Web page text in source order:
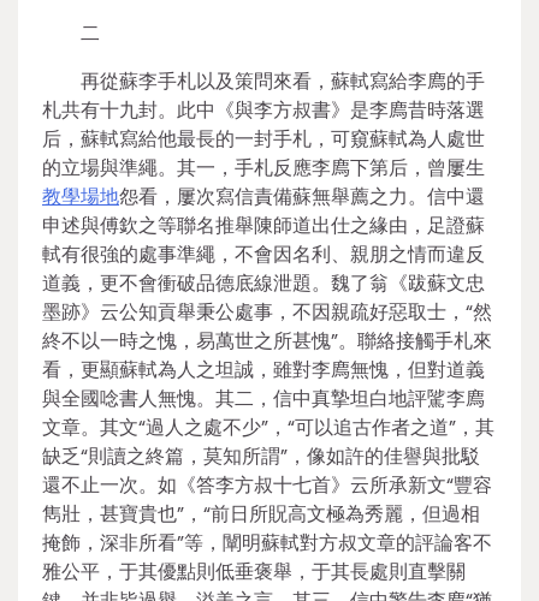
二
再從蘇李手札以及策問來看，蘇軾寫給李廌的手
札共有十九封。此中《與李方叔書》是李廌昔時落選
后，蘇軾寫給他最長的一封手札，可窺蘇軾為人處世
的立場與準繩。其一，手札反應李廌下第后，曾屢生
教學場地怨看，屢次寫信責備蘇無舉薦之力。信中還
申述與傅欽之等聯名推舉陳師道出仕之緣由，足證蘇
軾有很強的處事準繩，不會因名利、親朋之情而違反
道義，更不會衝破品德底線泄題。魏了翁《跋蘇文忠
墨跡》云公知貢舉秉公處事，不因親疏好惡取士，“然
終不以一時之愧，易萬世之所甚愧”。聯絡接觸手札來
看，更顯蘇軾為人之坦誠，雖對李廌無愧，但對道義
與全國唸書人無愧。其二，信中真摯坦白地評騭李廌
文章。其文“過人之處不少”，“可以追古作者之道”，其
缺乏“則讀之終篇，莫知所謂”，像如許的佳譽與批駁
還不止一次。如《答李方叔十七首》云所承新文“豐容
雋壯，甚寶貴也”，“前日所貺高文極為秀麗，但過相
掩飾，深非所看”等，闡明蘇軾對方叔文章的評論客不
雅公平，于其優點則低垂褒舉，于其長處則直擊關